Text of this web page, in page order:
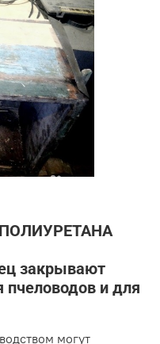
закрывают
и для
могут